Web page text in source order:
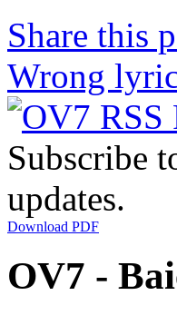
Share this
Wrong
Subscribe
updates.
Download PDF
OV7 -